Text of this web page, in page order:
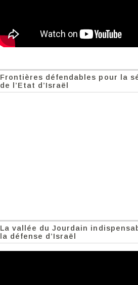
Frontières défendables pour la
de l’Etat d’Israël
La vallée du Jourdain
la défense d’Israël